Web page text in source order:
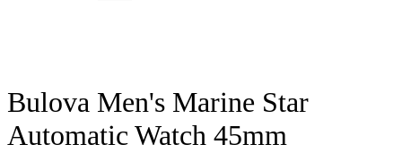
Bulova Men's Marine Star
Automatic Watch 45mm